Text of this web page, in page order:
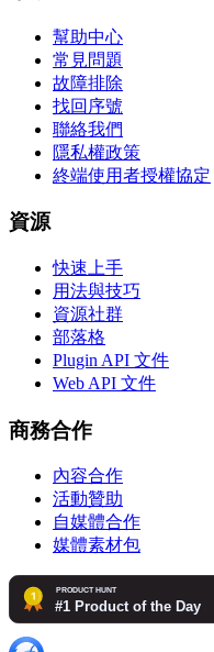
幫助中心
常見問題
故障排除
找回序號
聯絡我們
隱私權政策
終端使用者授權協定
資源
快速上手
用法與技巧
資源社群
部落格
Plugin API 文件
Web API 文件
商務合作
內容合作
活動贊助
自媒體合作
媒體素材包